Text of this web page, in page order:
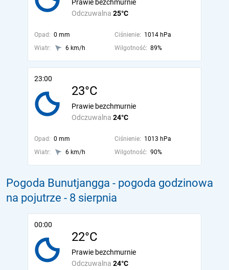
Odczuwalna 25°C
Prawie bezchmurnie
Opad: 0 mm Ciśnienie: 1014 hPa
Wiatr:
6 km/h Wilgotność: 89%
23:00
23°C
Odczuwalna 24°C
Prawie bezchmurnie
Opad: 0 mm Ciśnienie: 1013 hPa
Wiatr:
6 km/h Wilgotność: 90%
Pogoda Bunutjangga - pogoda godzinowa
na pojutrze - 8 sierpnia
00:00
22°C
Odczuwalna 24°C
Prawie bezchmurnie